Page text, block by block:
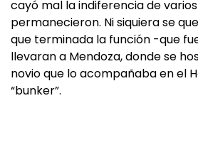
cayó mal la indiferencia de
permanecieron. Ni siquiera se
que terminada la función -que
llevaran a Mendoza, donde se
novio que lo acompañaba en el
“bunker”.